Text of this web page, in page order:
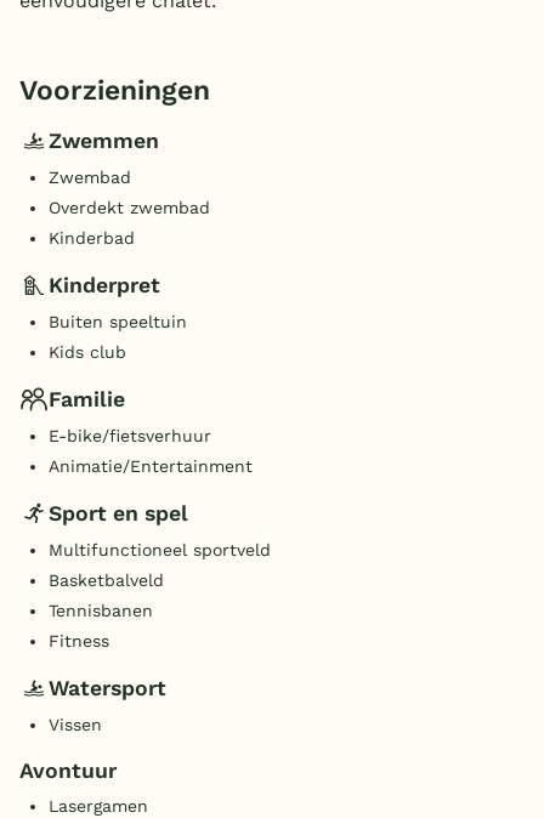
Voorzieningen
Zwemmen
Zwembad
Overdekt zwembad
Kinderbad
Kinderpret
Buiten speeltuin
Kids club
Familie
E-bike/fietsverhuur
Animatie/Entertainment
Sport en spel
Multifunctioneel sportveld
Basketbalveld
Tennisbanen
Fitness
Watersport
Vissen
Avontuur
Lasergamen